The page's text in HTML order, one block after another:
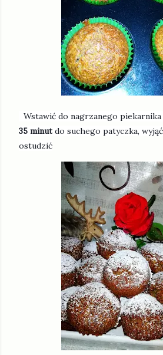
Wstawić do nagrzanego piekarnika
35 minutdo suchego patyczka,
ostudzić